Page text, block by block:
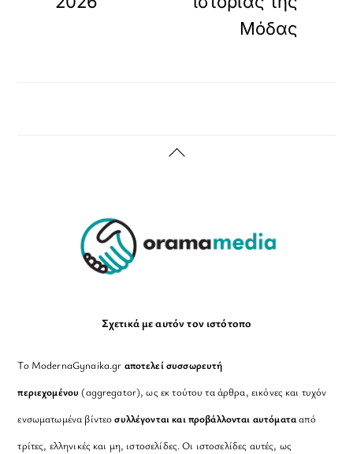
Μόδας
Back
Σχετικά με αυτόν τον ιστότοπο
Το ModernaGynaika.gr αποτελεί συσσωρευτή
περιεχομένου (aggregator), ως εκ τούτου τα άρθρα, εικόνες και τυχόν
ενσωματωμένα βίντεοσυλλέγονται και προβάλλονται αυτόματααπό
τρίτες, ελληνικές και μη, ιστοσελίδες. Οι ιστοσελίδες αυτές, ως